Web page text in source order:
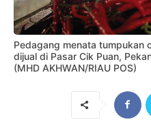
Pedagang menata tumpukan
dijual di Pasar Cik Puan,
(MHD AKHWAN/RIAU POS)